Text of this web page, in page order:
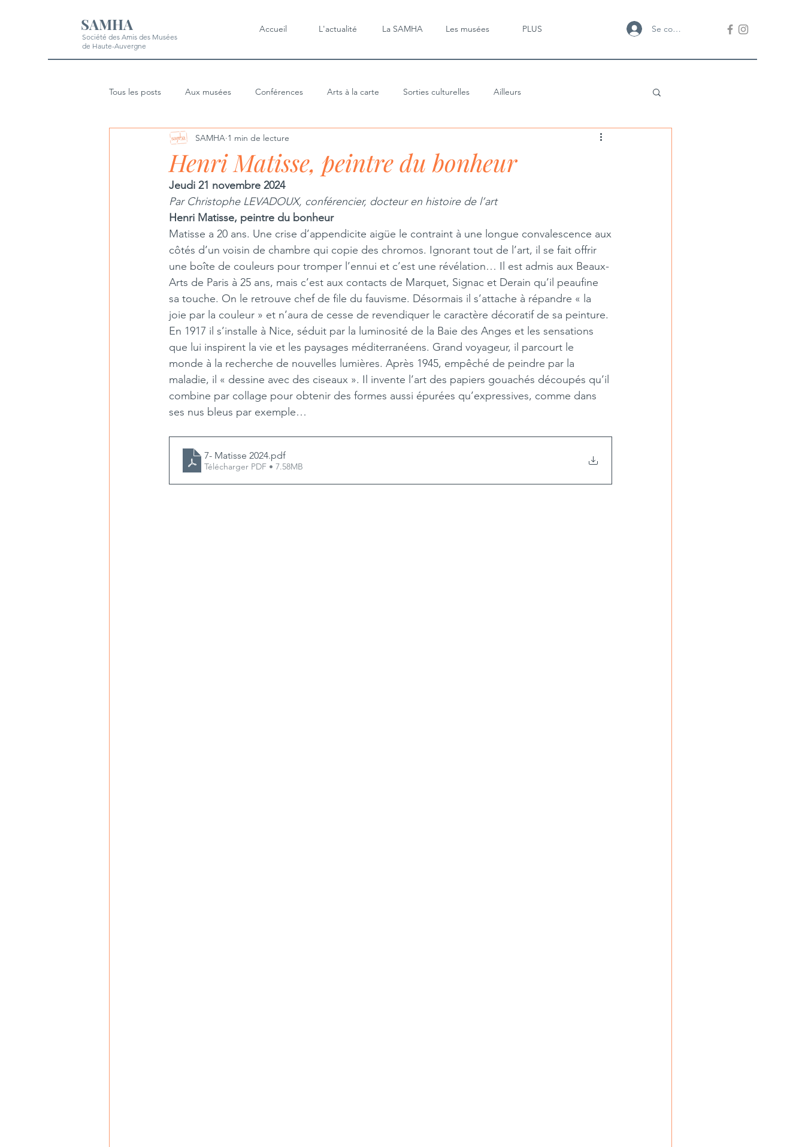
SAMHA
Société des Amis des Musées
de Haute-Auvergne
Accueil L'actualité La SAMHA Les musées PLUS Se connecter
Tous les posts Aux musées Conférences Arts à la carte Sorties culturelles Ailleurs
Henri Matisse, peintre du bonheur
SAMHA 1 min de lecture
Jeudi 21 novembre 2024
Par Christophe LEVADOUX, conférencier, docteur en histoire de l’art
Henri Matisse, peintre du bonheur
Matisse a 20 ans. Une crise d’appendicite aigüe le contraint à une longue convalescence aux
côtés d’un voisin de chambre qui copie des chromos. Ignorant tout de l’art, il se fait offrir
une boîte de couleurs pour tromper l’ennui et c’est une révélation… Il est admis aux Beaux-
Arts de Paris à 25 ans, mais c’est aux contacts de Marquet, Signac et Derain qu’il peaufine
sa touche. On le retrouve chef de file du fauvisme. Désormais il s’attache à répandre « la
joie par la couleur » et n’aura de cesse de revendiquer le caractère décoratif de sa peinture.
En 1917 il s’installe à Nice, séduit par la luminosité de la Baie des Anges et les sensations
que lui inspirent la vie et les paysages méditerranéens. Grand voyageur, il parcourt le
monde à la recherche de nouvelles lumières. Après 1945, empêché de peindre par la
maladie, il « dessine avec des ciseaux ». Il invente l’art des papiers gouachés découpés qu’il
combine par collage pour obtenir des formes aussi épurées qu’expressives, comme dans
ses nus bleus par exemple…
7- Matisse 2024.pdf
Télécharger PDF • 7.58MB